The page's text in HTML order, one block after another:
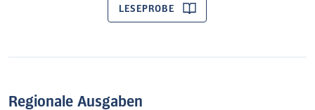
LESEPROBE
Regionale Ausgaben